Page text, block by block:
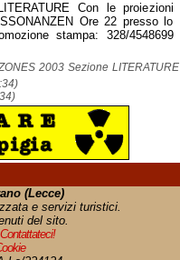
Con le proiezioni
Ore 22 presso lo
stampa: 328/4548699
2003 Sezione LITERATURE
(Lecce)
e servizi turistici.
del sito.
Contattateci!